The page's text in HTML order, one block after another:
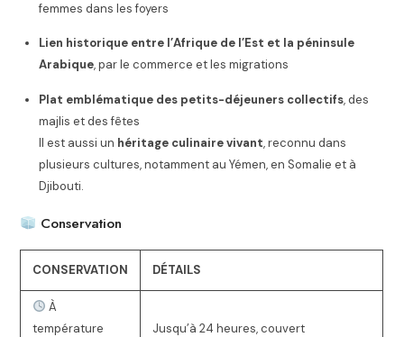
femmes dans les foyers
Lien historique entre l’Afrique de l’Est et la péninsule
Arabique, par le commerce et les migrations
Plat emblématique des petits-déjeuners collectifs, des
majlis et des fêtes
Il est aussi un héritage culinaire vivant, reconnu dans
plusieurs cultures, notamment au Yémen, en Somalie et à
Djibouti.
Conservation
CONSERVATION DÉTAILS
À
température
Jusqu’à 24 heures, couvert